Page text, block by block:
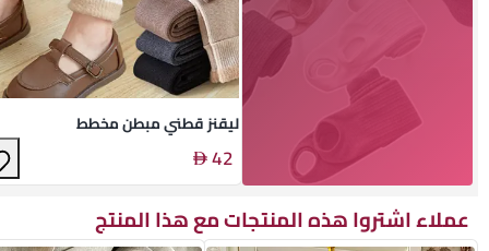
ليقنز قطني مبطن مخطط
42
عملاء اشتروا هذه المنتجات مع هذا المنتج